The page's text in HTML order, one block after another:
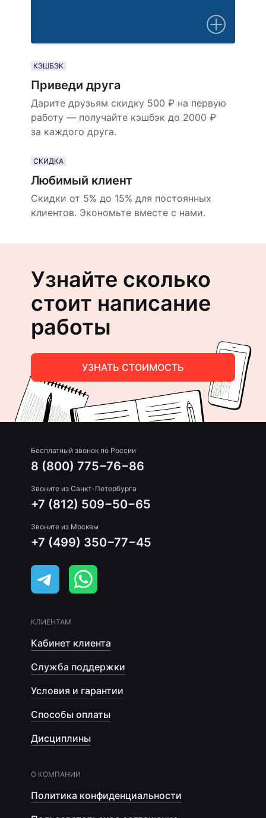
КЭШБЭК
Приведи друга
Дарите друзьям скидку 500 ₽ на первую
работу — получайте кэшбэк до 2000 ₽
за каждого друга.
СКИДКА
Любимый клиент
Скидки от 5% до 15% для постоянных
клиентов. Экономьте вместе с нами.
Узнайте сколько
стоит написание
работы
УЗНАТЬ СТОИМОСТЬ
Бесплатный звонок по России
8 (800) 775−76−86
Звоните из Санкт-Петербурга
+7 (812) 509−50−65
Звоните из Москвы
+7 (499) 350−77−45
КЛИЕНТАМ
Кабинет клиента
Служба поддержки
Условия и гарантии
Способы оплаты
Дисциплины
О КОМПАНИИ
Политика конфиденциальности